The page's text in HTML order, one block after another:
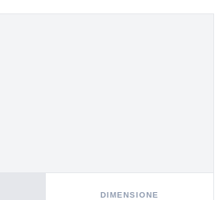
DIMENSIONE